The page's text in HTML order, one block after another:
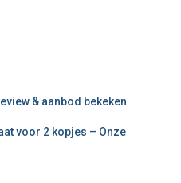
& aanbod bekeken
voor 2 kopjes – Onze